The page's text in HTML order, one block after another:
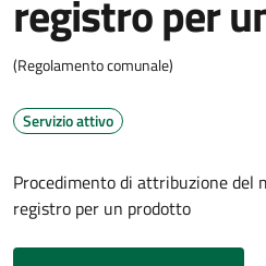
registro per
(Regolamento comunale)
Servizio attivo
Procedimento di attribuzione del
registro per un prodotto